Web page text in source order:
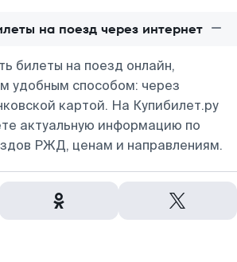
на поезд через интернет
билеты на поезд онлайн,
удобным способом: через
картой. На Купибилет.ру
актуальную информацию по
РЖД, ценам и направлениям.